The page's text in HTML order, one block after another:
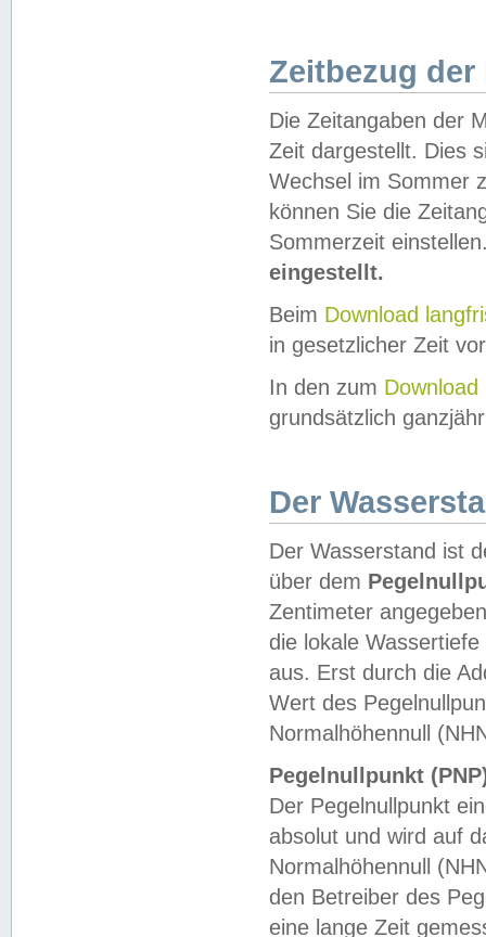
Zeitbezug der
Die Zeitangaben der
Zeit dargestellt. Dies
Wechsel im Sommer
können Sie die
Sommerzeit
eingestellt.
Beim Download
in gesetzlicher Zeit
In den zum Download
grundsätzlich
Der
Der Wasserstand ist
über dem
Zentimeter
die lokale
aus. Erst durch die
Wert des
Normalhöhennull
Pegelnullpunkt
Der Pegelnullpunkt
absolut und wird auf
Normalhöhennull
den Betreiber des
eine lange Zeit